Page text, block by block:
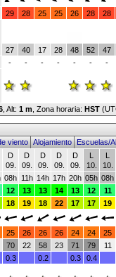
29 28 25 25 26 28 28
27
40 17 28 48 52
47
- - - - - - -
, Alt: 1 m , Zona horaria: HST
vientoAlojamientoEscuelas/
D
09.
D
09.
D
09.
D
09.
D
09.
L
10.
L
10.
08h 11h 14h 17h 20h 05h 08h
12 13 13 14 13 12
11
18 19 18 22 17 17
19
25 26 26 26 24 24
25
70 22 58 23 71 79
11
0.3 0.2 0.3 0.4